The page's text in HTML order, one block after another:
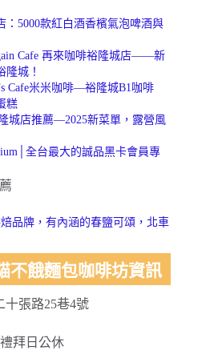
：5000款紅白酒香檳氣泡啤酒與
Cafe 再來咖啡裕隆城店——新
隆城！
Cafe米米咖啡—裕隆城B1咖啡
糕
城店推薦—2025新菜單，露營風
全台最大的誠品黑卡會員專
品牌，有內涵的春鹽可頌，北車
不餓麵包咖啡坊資訊
十張路25巷4號
禮拜日公休